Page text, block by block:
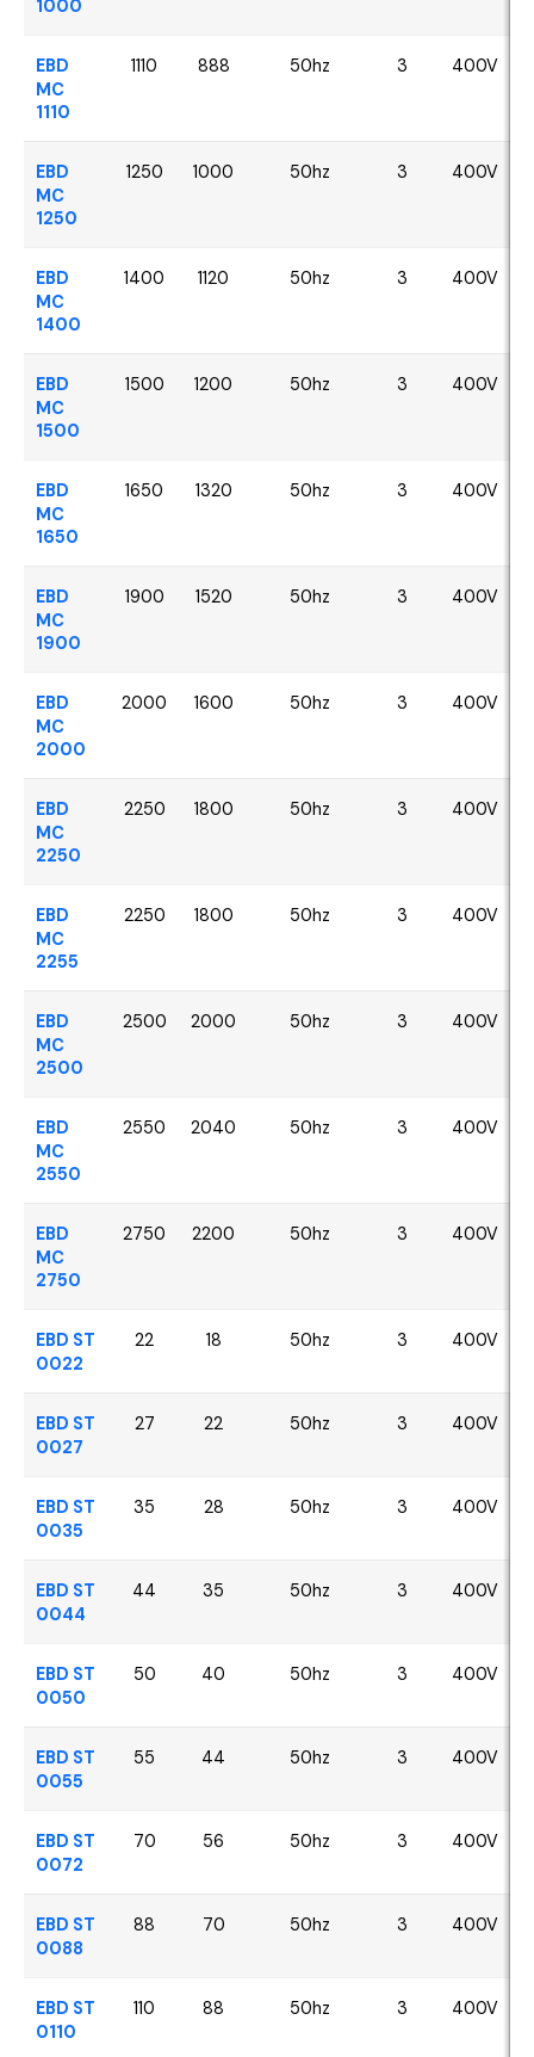
1000
EBD
MC
1110
1110 888 50hz 3 400V
EBD
MC
1250
1250 1000 50hz 3 400V
EBD
MC
1400
1400 1120 50hz 3 400V
EBD
MC
1500
1500 1200 50hz 3 400V
EBD
MC
1650
1650 1320 50hz 3 400V
EBD
MC
1900
1900 1520 50hz 3 400V
EBD
MC
2000
2000 1600 50hz 3 400V
EBD
MC
2250
2250 1800 50hz 3 400V
EBD
MC
2255
2250 1800 50hz 3 400V
EBD
MC
2500
2500 2000 50hz 3 400V
EBD
MC
2550
2550 2040 50hz 3 400V
EBD
MC
2750
2750 2200 50hz 3 400V
EBD ST
0022
22 18 50hz 3 400V
EBD ST
0027
27 22 50hz 3 400V
EBD ST
0035
35 28 50hz 3 400V
EBD ST
0044
44 35 50hz 3 400V
EBD ST
0050
50 40 50hz 3 400V
EBD ST
0055
55 44 50hz 3 400V
EBD ST
0072
70 56 50hz 3 400V
EBD ST
0088
88 70 50hz 3 400V
EBD ST
0110
110 88 50hz 3 400V